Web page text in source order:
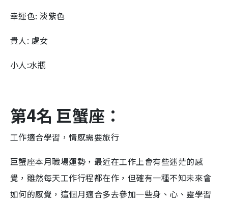
幸運色: 淡紫色
貴人: 處女
小人:水瓶
第4名 巨蟹座：
工作適合學習，情感需要旅行
巨蟹座本月職場運勢，最近在工作上會有些迷茫的感
覺，雖然每天工作行程都在作，但確有一種不知未來會
如何的感覺，這個月適合多去參加一些身、心、靈學習